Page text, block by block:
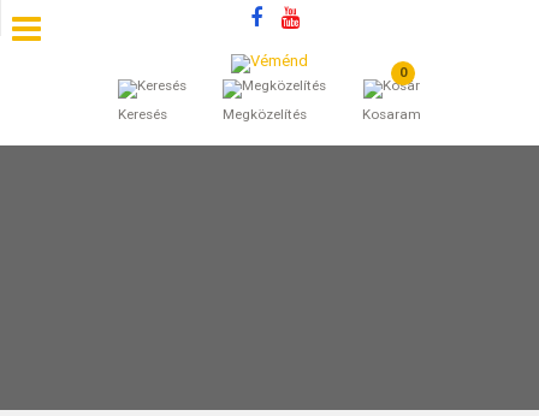
Keresés Megközelítés
0
Kosaram
SZÁLLÁSOK
BEJEGYZÉSEK